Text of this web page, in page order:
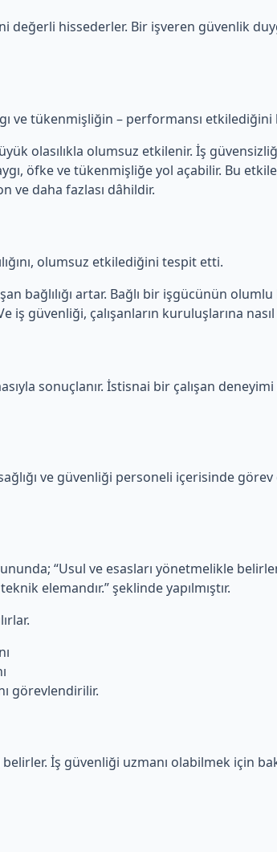
hissederler. Bir işveren güvenlik
ve tükenmişliğin – performansı
olasılıkla olumsuz etkilenir. İş güvensizliği,
öfke ve tükenmişliğe yol açabilir. Bu
ve daha fazlası dâhildir.
olumsuz etkilediğini tespit etti.
bağlılığı artar. Bağlı bir işgücünün
iş güvenliği, çalışanların kuruluşlarına
sonuçlanır. İstisnai bir çalışan
ve güvenliği personeli içerisinde görev
“Usul ve esasları yönetmelikle
elemandır.” şeklinde yapılmıştır.
İş güvenliği uzmanı olabilmek için